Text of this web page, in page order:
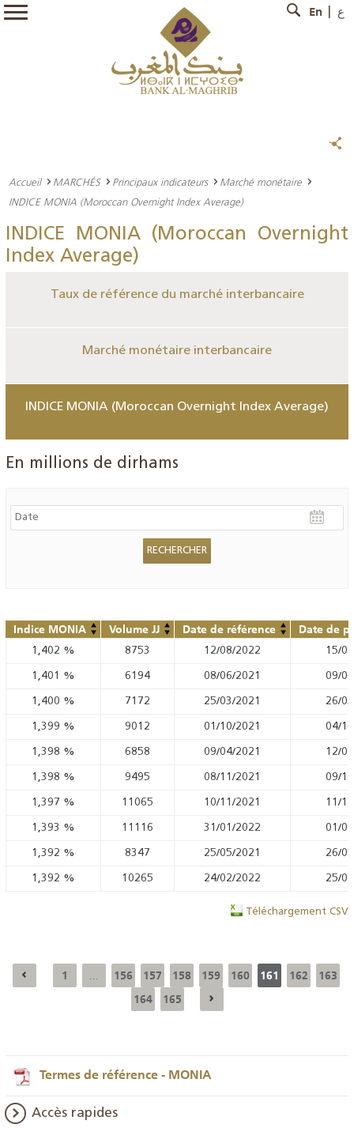
En ع
Accueil MARCHÉS Principaux indicateurs
Marché monétaire
INDICE MONIA (Moroccan Overnight Index Average)
INDICE MONIA (Moroccan Overnight
Index Average)
Taux de référence du marché interbancaire
Marché monétaire interbancaire
INDICE MONIA (Moroccan Overnight Index Average)
En millions de dirhams
Indice MONIA Volume JJ Date de référence Date de
1,402 % 8753 12/08/2022 15/
1,401 % 6194 08/06/2021 09/
1,400 % 7172 25/03/2021 26/
1,399 % 9012 01/10/2021 04/
1,398 % 6858 09/04/2021 12/
1,398 % 9495 08/11/2021 09/
1,397 % 11065 10/11/2021 11/
1,393 % 11116 31/01/2022 01/
1,392 % 8347 25/05/2021 26/
1,392 % 10265 24/02/2022 25/
Téléchargement CSV
1 156 157 158 159 160 161 162
163
164
165
Termes de référence - MONIA
Accès rapides